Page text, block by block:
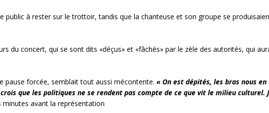
public à rester sur le trottoir, tandis que la chanteuse et son groupe se
du concert, qui se sont dits «déçus» et «fâchés» par le zèle des autorités, qui
pause forcée, semblait tout aussi mécontente. « On est dépités, les bras nous
que les politiques ne se rendent pas compte de ce que vit le milieu culturel.
minutes avant la représentation